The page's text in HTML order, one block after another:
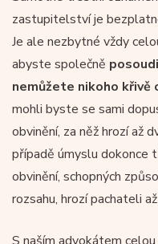
zastupitelství je
Je ale nezbytné vždy
abyste společně
nemůžete nikoho křivě
mohli byste se sami
obvinění, za něž hrozí až
případě úmyslu dokonce
obvinění, schopných
rozsahu, hrozí pachateli